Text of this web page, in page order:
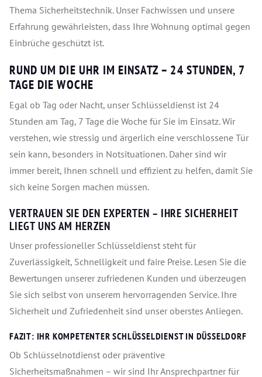
Thema Sicherheitstechnik. Unser Fachwissen und unsere
Erfahrung gewährleisten, dass Ihre Wohnung optimal gegen
Einbrüche geschützt ist.
RUND UM DIE UHR IM EINSATZ – 24 STUNDEN, 7
TAGE DIE WOCHE
Egal ob Tag oder Nacht, unser Schlüsseldienst ist 24
Stunden am Tag, 7 Tage die Woche für Sie im Einsatz. Wir
verstehen, wie stressig und ärgerlich eine verschlossene Tür
sein kann, besonders in Notsituationen. Daher sind wir
immer bereit, Ihnen schnell und effizient zu helfen, damit Sie
sich keine Sorgen machen müssen.
VERTRAUEN SIE DEN EXPERTEN – IHRE SICHERHEIT
LIEGT UNS AM HERZEN
Unser professioneller Schlüsseldienst steht für
Zuverlässigkeit, Schnelligkeit und faire Preise. Lesen Sie die
Bewertungen unserer zufriedenen Kunden und überzeugen
Sie sich selbst von unserem hervorragenden Service. Ihre
Sicherheit und Zufriedenheit sind unser oberstes Anliegen.
FAZIT: IHR KOMPETENTER SCHLÜSSELDIENST IN DÜSSELDORF
Ob Schlüsselnotdienst oder präventive
Sicherheitsmaßnahmen – wir sind Ihr Ansprechpartner für